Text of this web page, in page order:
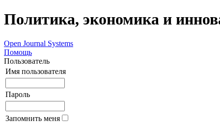
Политика, экономика и
Open Journal Systems
Помощь
Пользователь
Имя пользователя
Пароль
Запомнить меня